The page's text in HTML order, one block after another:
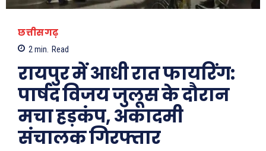
छत्तीसगढ़
2 min. Read
रायपुर में आधी रात फायरिंग:
पार्षद विजय जुलूस के दौरान
मचा हड़कंप, अकादमी
संचालक गिरफ्तार